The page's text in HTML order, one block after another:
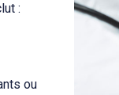
:
ou